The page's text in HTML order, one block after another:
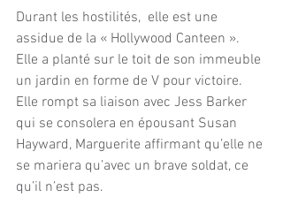
Durant les hostilités,  elle est une
assidue de la « Hollywood Canteen ».
Elle a planté sur le toit de son immeuble
un jardin en forme de V pour victoire.
Elle rompt sa liaison avec Jess Barker
qui se consolera en épousant Susan
Hayward, Marguerite affirmant qu’elle ne
se mariera qu’avec un brave soldat, ce
qu’il n’est pas.